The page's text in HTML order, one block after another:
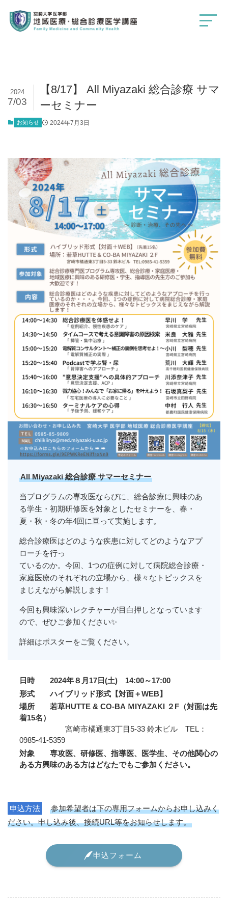
【8/17】 All Miyazaki 総合診療 サマ
ーセミナー
2024
7/03
お知らせ 2024年7月3日
All Miyazaki 総合診療 サマーセミナー
当プログラムの専攻医ならびに、総合診療に興味のあ
る学生・初期研修医を対象としたセミナーを、春・
夏・秋・冬の年4回に亘って実施します。
総合診療医はどのような疾患に対してどのようなアプ
ローチを行っ
ているのか。今回、1つの症例に対して病院総合診療・
家庭医療のそれぞれの立場から、様々なトピックスを
まじえながら解説します！
今回も興味深いレクチャーが目白押しとなっています
ので、ぜひご参加ください✨
詳細はポスターをご覧ください。
日時 2024年８月17日(土) 14:00～17:00
形式 ハイブリッド形式【対面＋WEB】
場所 若草HUTTE & CO-BA ＭIYAZAKI ２F（対面は先
着15名）
宮崎市橘通東3丁目5-33 鈴木ビル TEL：
0985-41-5359
対象 専攻医、研修医、指導医、医学生、その他関心の
ある方興味のある方はどなたでもご参加ください。
申込方法
参加希望者は下の専用フォームからお申し込みく
ださい。申し込み後、接続URL等をお知らせします。
申込フォーム